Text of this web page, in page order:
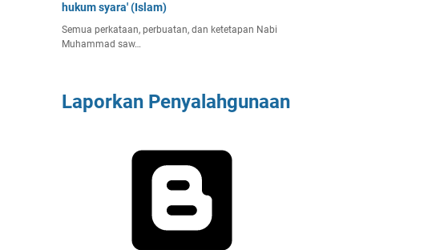
hukum syara' (Islam)
Semua perkataan, perbuatan, dan ketetapan Nabi
Muhammad saw…
Laporkan Penyalahgunaan